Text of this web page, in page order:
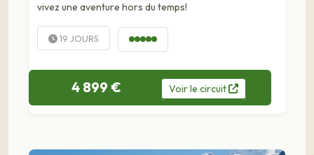
vivez une aventure hors du temps!
19 JOURS
4 899 € Voirle circuit